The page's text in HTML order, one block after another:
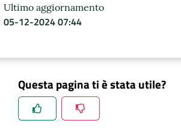
Ultimo aggiornamento
05-12-2024 07:44
Questa pagina ti è stata utile?